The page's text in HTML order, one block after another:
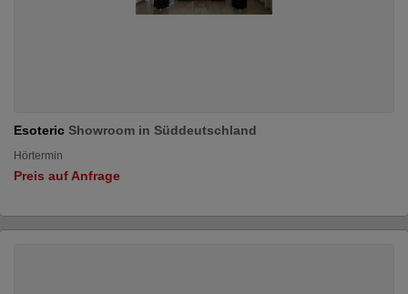
Esoteric Showroom in Süddeutschland
Hörtermin
Preis auf Anfrage